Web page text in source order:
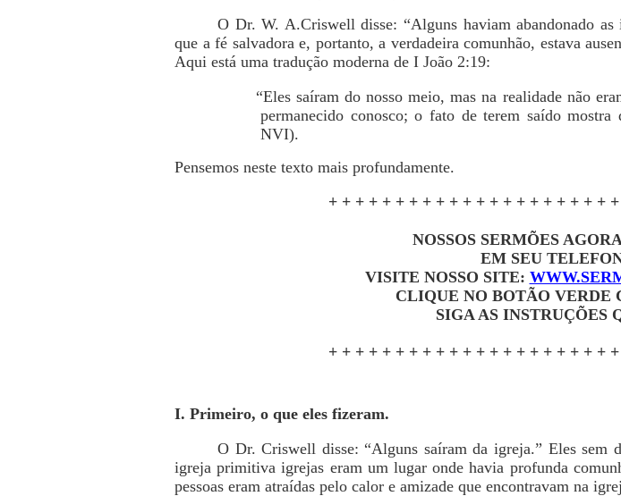
O Dr. W. A.Criswell disse: “Alguns haviam abandonado
que a fé salvadora e, portanto, a verdadeira comunhão, estava
Aqui está uma tradução moderna de I João 2:19:
“Eles saíram do nosso meio, mas na realidade não
permanecido conosco; o fato de terem saído
NVI).
Pensemos neste texto mais profundamente.
+ + + + + + + + + + + + + + + + + + + + +
NOSSOS SERMÕES
EM SEU
VISITE NOSSO SITE:
CLIQUE NO BOTÃO VERDE
SIGA AS INSTRUÇÕES
+ + + + + + + + + + + + + + + + + + + + +
I. Primeiro, o que eles fizeram.
O Dr. Criswell disse: “Alguns saíram da igreja.” Eles sem
igreja primitiva igrejas eram um lugar onde havia profunda
pessoas eram atraídas pelo calor e amizade que encontravam na